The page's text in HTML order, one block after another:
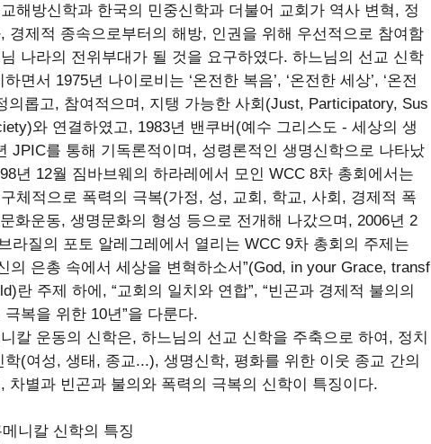
해방신학과 한국의 민중신학과 더불어 교회가 역사 변혁, 정
경제적 종속으로부터의 해방, 인권을 위해 우선적으로 참여함
나라의 전위부대가 될 것을 요구하였다. 하느님의 선교 신학
면서 1975년 나이로비는 ‘온전한 복음’, ‘온전한 세상’, ‘온전
의롭고, 참여적으며, 지탱 가능한 사회(Just, Participatory, Sus
와 연결하였고, 1983년 밴쿠버(예수 그리스도 - 세상의 생
JPIC를 통해 기독론적이며, 성령론적인 생명신학으로 나타났
년 12월 짐바브웨의 하라레에서 모인 WCC 8차 총회에서는
체적으로 폭력의 극복(가정, 성, 교회, 학교, 사회, 경제적 폭
화운동, 생명문화의 형성 등으로 전개해 나갔으며, 2006년 2
라질의 포토 알레그레에서 열리는 WCC 9차 총회의 주제는
의 은총 속에서 세상을 변혁하소서”(God, in your Grace, transf
란 주제 하에, “교회의 일치와 연합”, “빈곤과 경제적 불의의
극복을 위한 10년”을 다룬다.
칼 운동의 신학은, 하느님의 선교 신학을 주축으로 하여, 정치
학(여성, 생태, 종교...), 생명신학, 평화를 위한 이웃 종교 간의
차별과 빈곤과 불의와 폭력의 극복의 신학이 특징이다.
니칼 신학의 특징